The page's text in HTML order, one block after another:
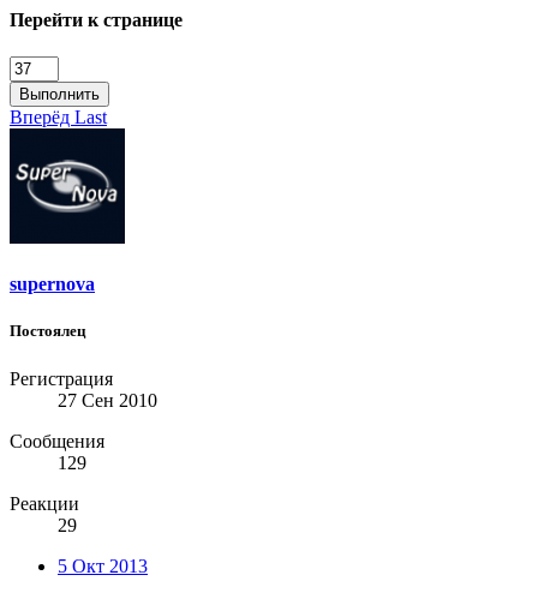
Перейти к странице
Выполнить
Вперёд Last
supernova
Постоялец
Регистрация
27 Сен 2010
Сообщения
129
Реакции
29
5 Окт 2013